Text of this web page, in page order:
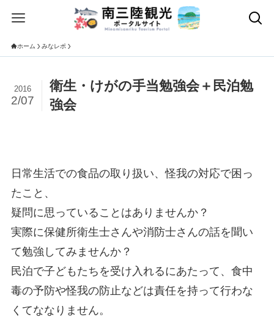
ホーム みなレポ
衛生・けがの手当勉強会＋民泊勉
強会
2016
2/07
日常生活での食品の取り扱い、怪我の対応で困っ
たこと、
疑問に思っていることはありませんか？
実際に保健所衛生士さんや消防士さんの話を聞い
て勉強してみませんか？
民泊で子どもたちを受け入れるにあたって、食中
毒の予防や怪我の防止などは責任を持って行わな
くてななりません。